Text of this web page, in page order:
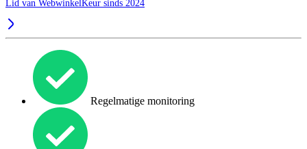
Lid van WebwinkelKeur sinds 2024
Regelmatige monitoring